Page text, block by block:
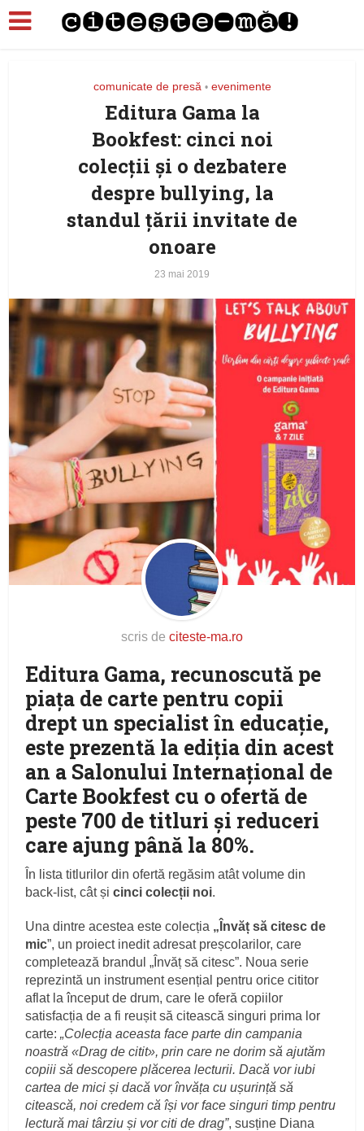
comunicate de presă • evenimente
Editura Gama la
Bookfest: cinci noi
colecții și o dezbatere
despre bullying, la
standul țării invitate de
onoare
23 mai 2019
scris de citeste-ma.ro
Editura Gama, recunoscută pe
piața de carte pentru copii
drept un specialist în educație,
este prezentă la ediția din acest
an a Salonului Internațional de
Carte Bookfest cu o ofertă de
peste 700 de titluri și reduceri
care ajung până la 80%.
În lista titlurilor din ofertă regăsim atât volume din
back-list, cât șicinci colecții noi.
Una dintre acestea este colecția „Învăț să citesc de
mic”, un proiect inedit adresat preșcolarilor, care
completează brandul „Învăț să citesc”. Noua serie
reprezintă un instrument esențial pentru orice cititor
aflat la început de drum, care le oferă copiilor
satisfacția de a fi reușit să citească singuri prima lor
carte:„Colecția aceasta face parte din campania
noastră «Drag de citit», prin care ne dorim să ajutăm
copiii să descopere plăcerea lecturii. Dacă vor iubi
cartea de mici și dacă vor învăța cu ușurință să
citească, noi credem că își vor face singuri timp pentru
lectură mai târziu și vor citi de drag”, susține Diana